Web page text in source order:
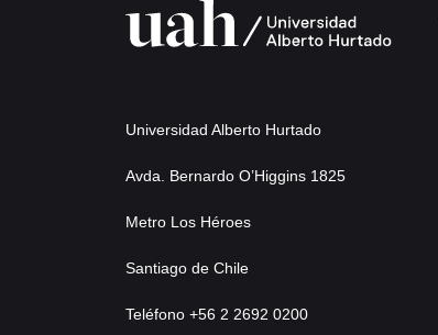
Universidad Alberto Hurtado
Avda. Bernardo O’Higgins 1825
Metro Los Héroes
Santiago de Chile
Teléfono +56 2 2692 0200